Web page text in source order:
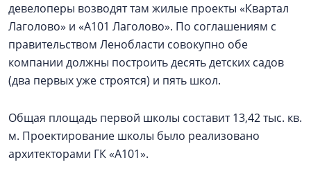
девелоперы возводят там жилые проекты «Квартал
Лаголово» и «А101 Лаголово». По соглашениям с
правительством Ленобласти совокупно обе
компании должны построить десять детских садов
(два первых уже строятся) и пять школ.
Общая площадь первой школы составит 13,42 тыс. кв.
м. Проектирование школы было реализовано
архитекторами ГК «А101».